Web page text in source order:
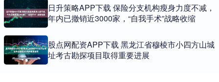
日升策略APP下载 保险分支机构瘦身力度不减，
年内已撤销近3000家，“自我手术”战略收缩
股点网配资APP下载 黑龙江省穆棱市小四方山城
址考古勘探项目取得重要进展